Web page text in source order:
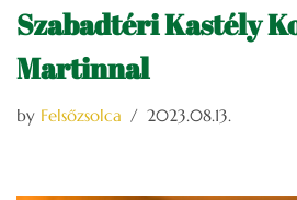
Szabadtéri Kastély
Martinnal
by Felsőzsolca 2023.08.13.